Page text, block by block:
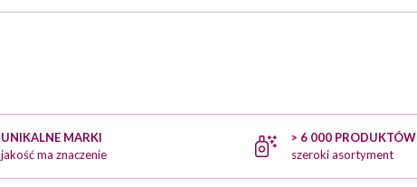
UNIKALNE MARKI
jakość ma znaczenie
> 6 000 PRODUKTÓW
szeroki asortyment